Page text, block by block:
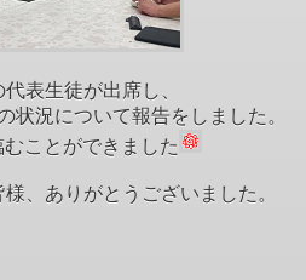
表生徒が出席し、
状況について報告をしました。
ことができました
、ありがとうございました。